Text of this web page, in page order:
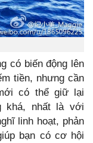
có biến động lên
tiền, nhưng cần
có thể giữ lại
khá, nhất là với
linh hoạt, phản
bạn có cơ hội